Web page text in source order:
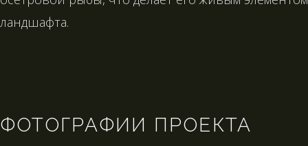
ландшафта.
ФОТОГРАФИИ ПРОЕКТА